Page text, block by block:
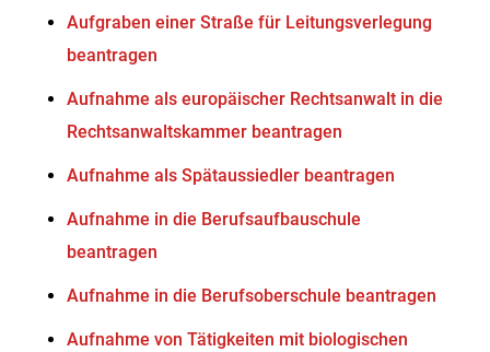
Aufgraben einer Straße für Leitungsverlegung
beantragen
Aufnahme als europäischer Rechtsanwalt in die
Rechtsanwaltskammer beantragen
Aufnahme als Spätaussiedler beantragen
Aufnahme in die Berufsaufbauschule
beantragen
Aufnahme in die Berufsoberschule beantragen
Aufnahme von Tätigkeiten mit biologischen